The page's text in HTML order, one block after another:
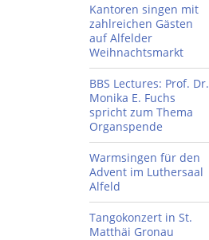
Kantoren singen mit
zahlreichen Gästen
auf Alfelder
Weihnachtsmarkt
BBS Lectures: Prof. Dr.
Monika E. Fuchs
spricht zum Thema
Organspende
Warmsingen für den
Advent im Luthersaal
Alfeld
Tangokonzert in St.
Matthäi Gronau